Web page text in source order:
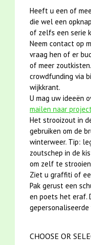
Heeft u een of
die wel een
of zelfs een serie
Neem contact op
vraag hen of er
of meer
crowdfunding via
wijkkrant.
U mag uw ideeën
mailen naar
Het strooizout in
gebruiken om de
winterweer. Tip:
zoutschep in de
om zelf te
Ziet u graffiti of
Pak gerust een
en poets het eraf.
gepersonaliseerde
CHOOSE OR